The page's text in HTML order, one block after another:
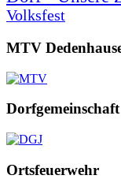
Volksfest
MTV
Ortsfeuerwehr